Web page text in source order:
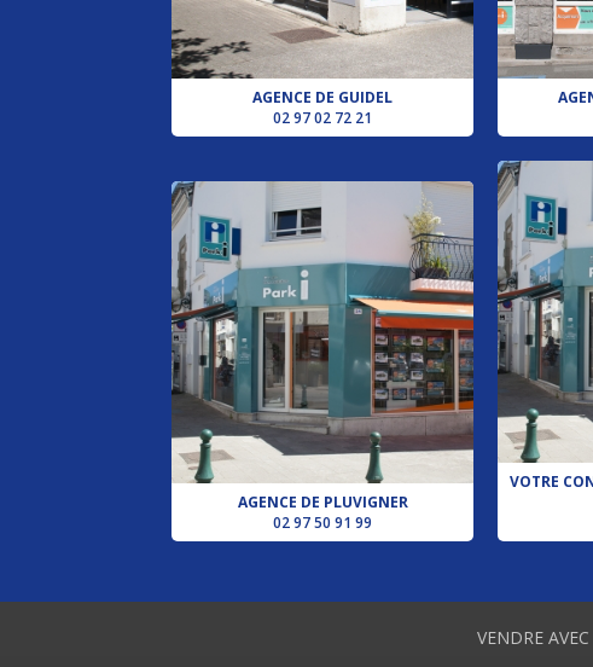
AGENCE DE GUIDEL
02 97 02 72 21
AGENCE DE PLUVIGNER
02 97 50 91 99
VOTRE
VENDRE